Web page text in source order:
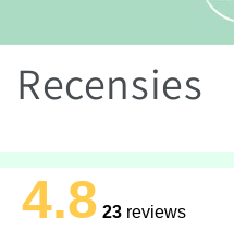
Recensies